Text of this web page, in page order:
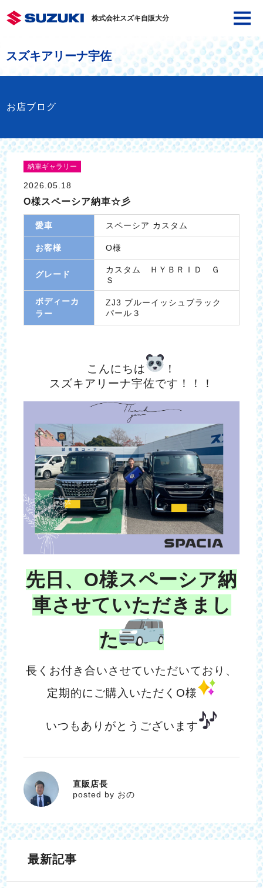
株式会社スズキ自販大分
スズキアリーナ宇佐
お店ブログ
納車ギャラリー
2026.05.18
O様スペーシア納車☆彡
愛車 スペーシア カスタム
お客様 O様
グレード
カスタム ＨＹＢＲＩＤ Ｇ
Ｓ
ボディーカ
ラー
ZJ3 ブルーイッシュブラック
パール３
こんにちは
！
スズキアリーナ宇佐です！！！
先日、O様スペーシア納
車させていただきまし
た
長くお付き合いさせていただいており、
定期的にご購入いただくO様
いつもありがとうございます
おの
直販店長
posted by おの
最新記事